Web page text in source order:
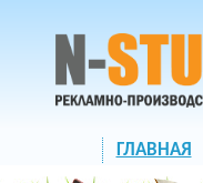
ГЛАВНАЯ